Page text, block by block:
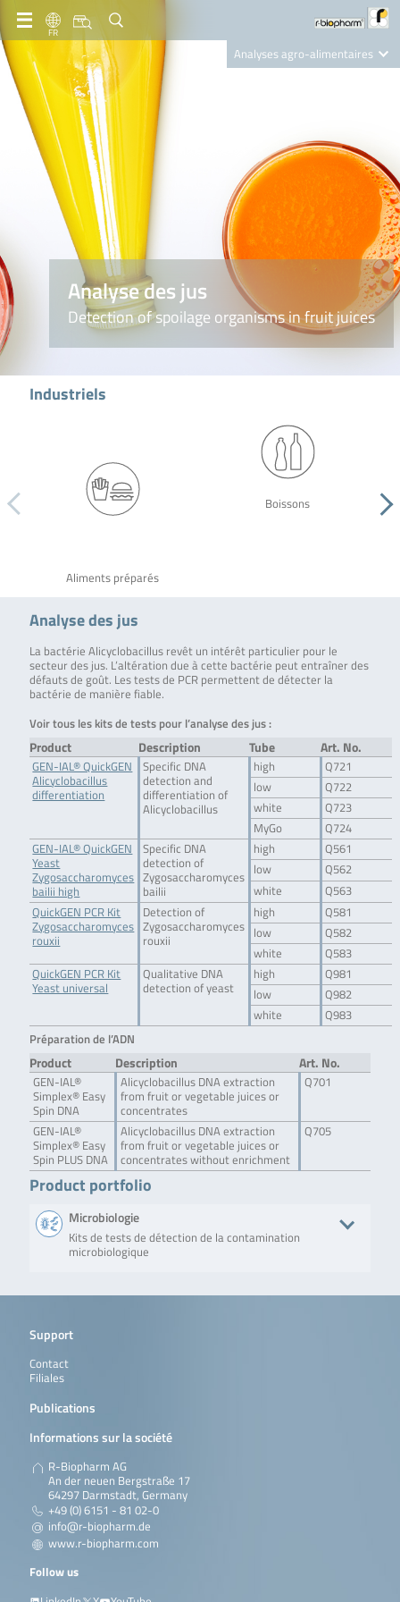
FR
Analyses agro-alimentaires
Analyse des jus
Detection of spoilage organisms in fruit juices
Industriels
Aliments préparés
Boissons
Analyse des jus
La bactérie Alicyclobacillus revêt un intérêt particulier pour le
secteur des jus. L’altération due à cette bactérie peut entraîner des
défauts de goût. Les tests de PCR permettent de détecter la
bactérie de manière fiable.
Voir tous les kits de tests pour l’analyse des jus :
Product Description Tube Art. No.
GEN-IAL® QuickGEN
Alicyclobacillus
differentiation
Specific DNA
detection and
differentiation of
Alicyclobacillus
high
Q721
low
Q722
white
Q723
MyGo
Q724
GEN-IAL® QuickGEN
Yeast
Zygosaccharomyces
bailii high
Specific DNA
detection of
Zygosaccharomyces
bailii
high
Q561
low
Q562
white
Q563
QuickGEN PCR Kit
Zygosaccharomyces
rouxii
Detection of
Zygosaccharomyces
rouxii
high
Q581
low
Q582
white
Q583
QuickGEN PCR Kit
Yeast universal
Qualitative DNA
detection of yeast
high
Q981
low
Q982
white
Q983
Préparation de l’ADN
Product Description Art. No.
GEN-IAL®
Simplex® Easy
Spin DNA
Alicyclobacillus DNA extraction
from fruit or vegetable juices or
concentrates
Q701
GEN-IAL®
Simplex® Easy
Spin PLUS DNA
Alicyclobacillus DNA extraction
from fruit or vegetable juices or
concentrates without enrichment
Q705
Product portfolio
Microbiologie
Kits de tests de détection de la contamination
microbiologique
Produit Description No. of tests/amount Art.
Plus
En savoir plus
QuickGEN PCR Kit
Zygosaccharomyces
rouxii
Detection of
Zygosaccharomyces
rouxii in wine and
grape must by real-
time PCR.
Support
Contact
Filiales
Publications
Informations sur la société
R-Biopharm AG
An der neuen Bergstraße 17
64297 Darmstadt, Germany
+49 (0) 6151 - 81 02-0
info@r-biopharm.de
www.r-biopharm.com
Follow us